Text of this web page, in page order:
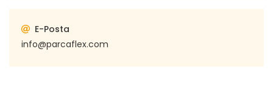
E-Posta
info@parcaflex.com